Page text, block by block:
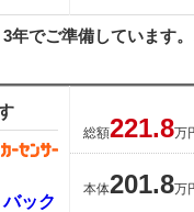
でご準備しています
ック
総額221.8万
本体201.8万